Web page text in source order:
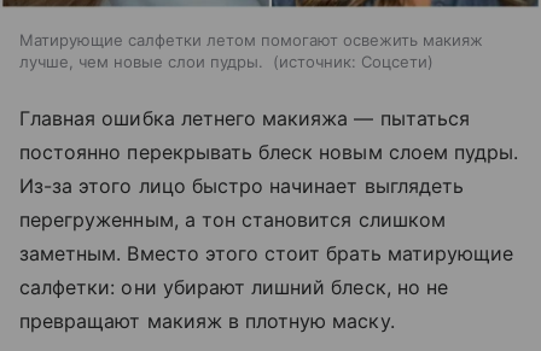
Матирующие салфетки летом помогают освежить макияж
лучше, чем новые слои пудры.
источник: Соцсети
Главная ошибка летнего макияжа — пытаться
постоянно перекрывать блеск новым слоем пудры.
Из-за этого лицо быстро начинает выглядеть
перегруженным, а тон становится слишком
заметным. Вместо этого стоит брать матирующие
салфетки: они убирают лишний блеск, но не
превращают макияж в плотную маску.